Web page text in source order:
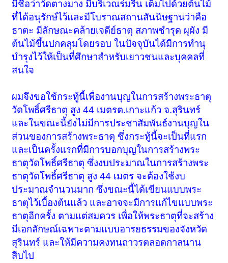
มีชื่อว่าวัดตางมาง มีบริเวณร่มรื่น เต็มไปด้วยต้นไม้
ที่ได้อนุรักษ์ไว้และมีโบราณสถานสันนิษฐานว่าคือ
ธาตะ มีลักษณะคล้ายเจดีย์ธาตุ สภาพชำรุด ผุผัง มี
ต้นไม้ขึ้นปกคลุมโดยรอบ ในปัจจุบันได้มีการทำนุ
บำรุงไว้ให้เป็นที่ศึกษาสำหรับเยาวชนและบุคคลที่
สนใจ
ผมจึงขอใช้กระทู้นี้เพื่องานบุญในการสร้างพระธาตุ
วัดโพธิ์ศรีธาตุ สูง 44 เมตรต.เกาะแก้ว จ.สุรินทร์
และในขณะนี้ยังไม่มีการประชาสัมพันธ์งานบุญใน
ส่วนของการสร้างพระธาตุ ซึ่งกระทู้นี้จะเป็นที่แรก
และเป็นครั้งแรกที่มีการบอกบุญในการสร้างพระ
ธาตุวัดโพธิ์ศรีธาตุ ซึ่งงบประมาณในการสร้างพระ
ธาตุวัดโพธิ์ศรีธาตุ สูง 44 เมตร จะต้องใช้งบ
ประมาณจำนวนมาก ซึ่งขณะนี้ได้เขียนแบบพระ
ธาตุไว้เบื้องต้นแล้ว และอาจจะมีการแก้ไขแบบพระ
ธาตุอีกครั้ง ตามแต่สมควร เพื่อให้พระธาตุที่จะสร้าง
มีเอกลักษณ์เฉพาะตามแบบอารยธรรมของจังหวัด
สุรินทร์ และให้มีความคงทนถาวรตลอดกาลนาน
สืบไป